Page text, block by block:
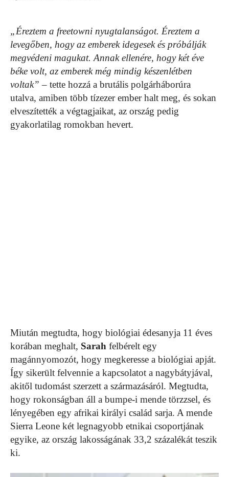
„Éreztem a freetowni nyugtalanságot. Éreztem a
levegőben, hogy az emberek idegesek és próbálják
megvédeni magukat. Annak ellenére, hogy két éve
béke volt, az emberek még mindig készenlétben
voltak” – tette hozzá a brutális polgárháborúra
utalva, amiben több tízezer ember halt meg, és sokan
elveszítették a végtagjaikat, az ország pedig
gyakorlatilag romokban hevert.
Miután megtudta, hogy biológiai édesanyja 11 éves
korában meghalt, Sarah felbérelt egy
magánnyomozót, hogy megkeresse a biológiai apját.
Így sikerült felvennie a kapcsolatot a nagybátyjával,
akitől tudomást szerzett a származásáról. Megtudta,
hogy rokonságban áll a bumpe-i mende törzzsel, és
lényegében egy afrikai királyi család sarja. A mende
Sierra Leone két legnagyobb etnikai csoportjának
egyike, az ország lakosságának 33,2 százalékát teszik
ki.